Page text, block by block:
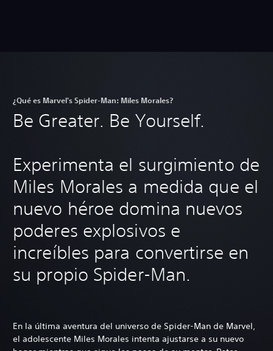
¿Qué es Marvel's Spider-Man: Miles Morales?
Be Greater. Be Yourself.
Experimenta el surgimiento de
Miles Morales a medida que el
nuevo héroe domina nuevos
poderes explosivos e
increíbles para convertirse en
su propio Spider-Man.
En la última aventura del universo de Spider-Man de Marvel,
el adolescente Miles Morales intenta ajustarse a su nuevo